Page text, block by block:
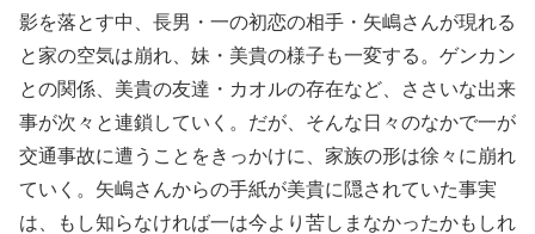
影を落とす中、長男・一の初恋の相手・矢嶋さんが現れる
と家の空気は崩れ、妹・美貴の様子も一変する。ゲンカン
との関係、美貴の友達・カオルの存在など、ささいな出来
事が次々と連鎖していく。だが、そんな日々のなかで一が
交通事故に遭うことをきっかけに、家族の形は徐々に崩れ
ていく。矢嶋さんからの手紙が美貴に隠されていた事実
は、もし知らなければ一は今より苦しまなかったかもしれ